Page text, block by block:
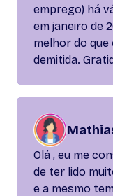
emprego) há
em janeiro de
melhor do
demitida.
Olá , eu me
de ter lido
e a mesmo